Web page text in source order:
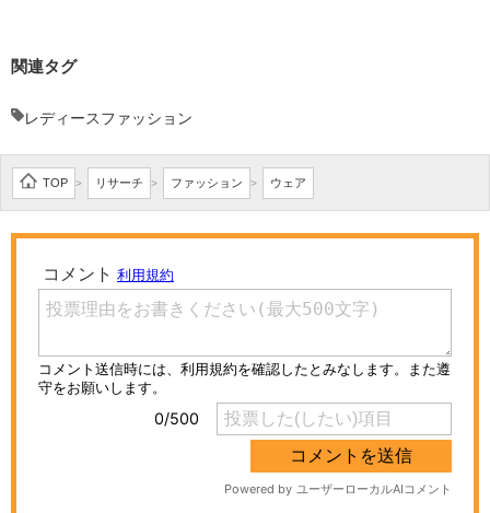
関連タグ
レディースファッション
TOP > リサーチ > ファッション > ウェア